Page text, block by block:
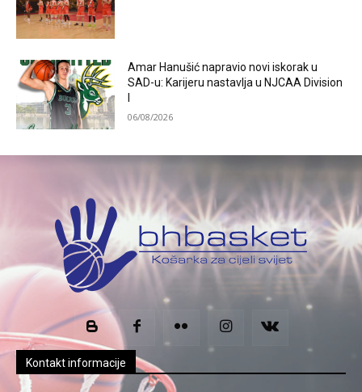
Amar Hanušić napravio novi iskorak u
SAD-u: Karijeru nastavlja u NJCAA Division
06/08/2026
Kontakt informacije